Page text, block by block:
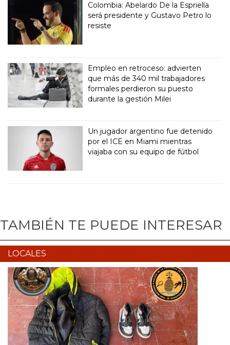
Colombia: Abelardo De la Espriella
será presidente y Gustavo Petro lo
resiste
Empleo en retroceso: advierten
que más de 340 mil trabajadores
formales perdieron su puesto
durante la gestión Milei
Un jugador argentino fue detenido
por el ICE en Miami mientras
viajaba con su equipo de fútbol
TAMBIÉN TE PUEDE INTERESAR
LOCALES